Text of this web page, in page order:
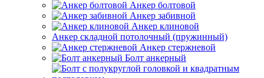
Анкер болтовой
Анкер забивной
Анкер клиновой
Анкер складной потолочный (пружинный)
Анкер стержневой
Болт анкерный